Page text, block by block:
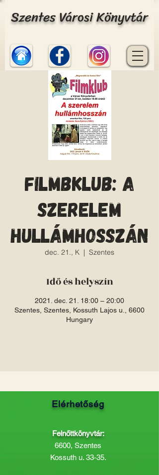
Szentes Városi Könyvtár
Filmbklub: A
szerelem
hullámhosszán
dec. 21., K
  |
Szentes
Idő és helyszín
2021. dec. 21. 18:00 – 20:00
Szentes, Szentes, Kossuth Lajos u., 6600
Hungary
Elérhetőség
Felnőttkönyvtár:
6600, Szentes
Kossuth u. 33-35.